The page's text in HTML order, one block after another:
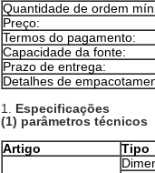
Quantidade de ordem
Preço:
Termos do pagamento:
Capacidade da fonte:
Prazo de entrega:
Detalhes de
1. Especificações
(1) parâmetros técnicos
Artigo
Tipo